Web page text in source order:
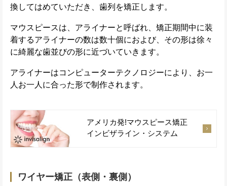
換してはめていただき、歯列を矯正します。
マウスピースは、アライナーと呼ばれ、矯正期間中に装
着するアライナーの数は数十個におよび、その形は徐々
に綺麗な歯並びの形に近づいていきます。
アライナーはコンピューターテクノロジーにより、お一
人お一人に合った形で制作されます。
アメリカ発!マウスピース矯正
インビザライン・システム
ワイヤー矯正（表側・裏側）